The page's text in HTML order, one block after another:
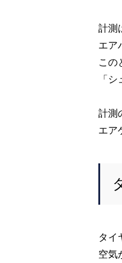
計測
エア
この
「
計測
エア
タイ
空気